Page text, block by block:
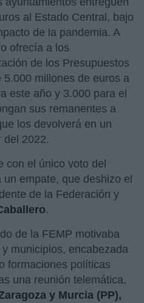
al Estado Central, bajo
de la pandemia. A
ofrecía a los
de los Presupuestos
millones de euros a
este año y 3.000 para el
sus remanentes a
los devolverá en un
del 2022.
con el único voto del
un empate, que deshizo el
de la Federación y
.
de la FEMP motivaba
municipios, encabezada
formaciones políticas
una reunión telemática,
y Murcia (PP),